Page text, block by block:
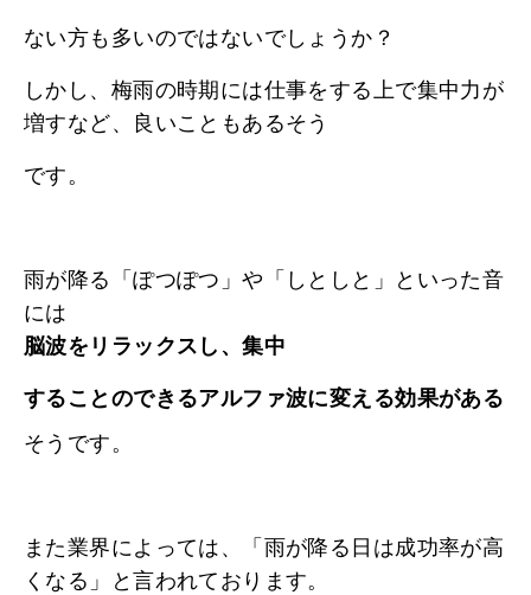
ない方も多いのではないでしょうか？
しかし、梅雨の時期には仕事をする上で集中力が
増すなど、良いこともあるそう
です。
雨が降る「ぽつぽつ」や「しとしと」といった音
には
脳波をリラックスし、集中
することのできるアルファ波に変える効果がある
そうです。
また業界によっては、「雨が降る日は成功率が高
くなる」と言われております。